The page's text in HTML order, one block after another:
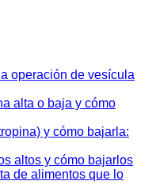
operación de vesícula
alta o baja y cómo
y cómo bajarla:
altos y cómo bajarlos
de alimentos que lo